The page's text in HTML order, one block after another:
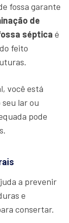
fossa garante
de
séptica é
feito
você está
lar ou
pode
a prevenir
e
consertar.